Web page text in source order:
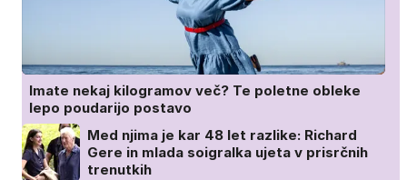
Imate nekaj kilogramov več? Te poletne obleke
lepo poudarijo postavo
Med njima je kar 48 let razlike: Richard
Gere in mlada soigralka ujeta v prisrčnih
trenutkih